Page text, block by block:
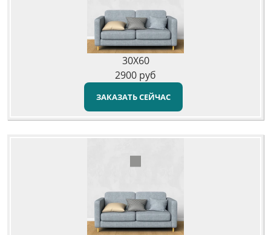
30X60
2900 руб
ЗАКАЗАТЬ СЕЙЧАС